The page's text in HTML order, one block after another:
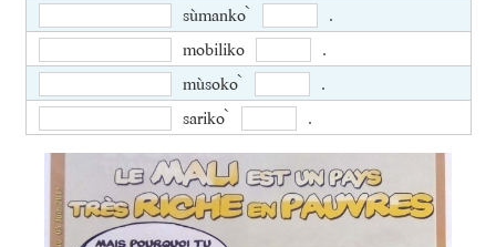
sùmanko ̀
.
mobiliko
.
mùsoko ̀
.
sariko ̀
.